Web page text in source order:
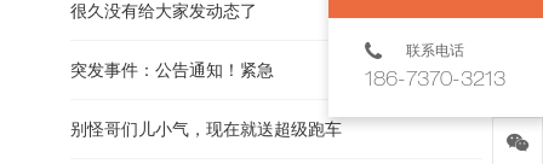
很久没有给大家发动态了
突发事件：公告通知！紧急
别怪哥们儿小气，现在就送超级跑车
联系电话
186-7370-3213